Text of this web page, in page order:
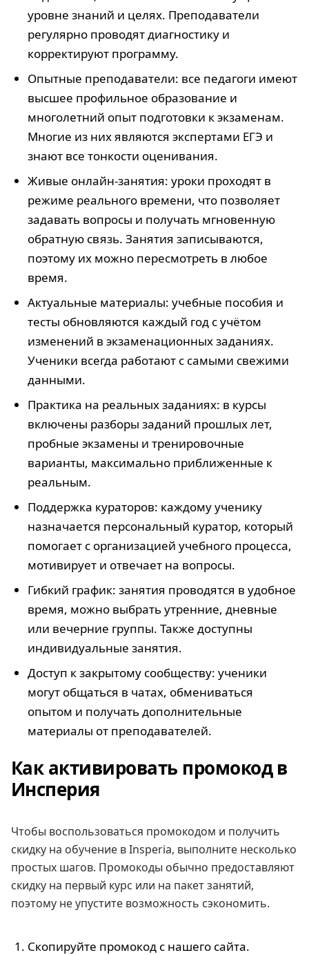
уровне знаний и целях. Преподаватели
регулярно проводят диагностику и
корректируют программу.
Опытные преподаватели: все педагоги имеют
высшее профильное образование и
многолетний опыт подготовки к экзаменам.
Многие из них являются экспертами ЕГЭ и
знают все тонкости оценивания.
Живые онлайн-занятия: уроки проходят в
режиме реального времени, что позволяет
задавать вопросы и получать мгновенную
обратную связь. Занятия записываются,
поэтому их можно пересмотреть в любое
время.
Актуальные материалы: учебные пособия и
тесты обновляются каждый год с учётом
изменений в экзаменационных заданиях.
Ученики всегда работают с самыми свежими
данными.
Практика на реальных заданиях: в курсы
включены разборы заданий прошлых лет,
пробные экзамены и тренировочные
варианты, максимально приближенные к
реальным.
Поддержка кураторов: каждому ученику
назначается персональный куратор, который
помогает с организацией учебного процесса,
мотивирует и отвечает на вопросы.
Гибкий график: занятия проводятся в удобное
время, можно выбрать утренние, дневные
или вечерние группы. Также доступны
индивидуальные занятия.
Доступ к закрытому сообществу: ученики
могут общаться в чатах, обмениваться
опытом и получать дополнительные
материалы от преподавателей.
Как активировать промокод в
Инсперия
Чтобы воспользоваться промокодом и получить
скидку на обучение в Insperia, выполните несколько
простых шагов. Промокоды обычно предоставляют
скидку на первый курс или на пакет занятий,
поэтому не упустите возможность сэкономить.
Скопируйте промокод с нашего сайта.